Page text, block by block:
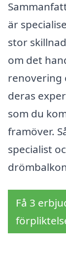
är
stor
om det
renovering
deras
som du
framöver.
specialist
Få 3